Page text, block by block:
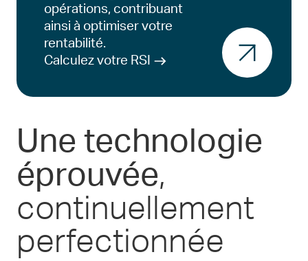
opérations, contribuant
ainsi à optimiser votre
rentabilité.
Calculez votre RSI
Une technologie
éprouvée,
continuellement
perfectionnée